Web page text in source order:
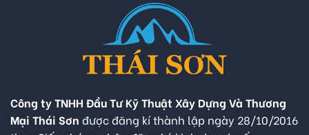
Công ty TNHH Đầu Tư Kỹ Thuật Xây Dựng Và Thương
Mại Thái Sơn được đăng kí thành lập ngày 28/10/2016